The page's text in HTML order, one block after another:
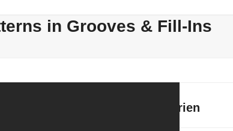
in Grooves & Fill-Ins
Kategorien